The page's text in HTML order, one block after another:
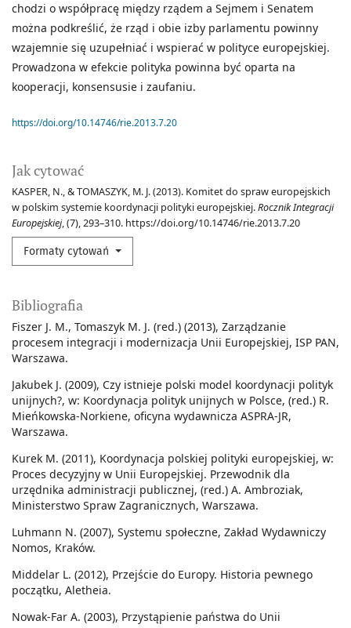
Jak cytować
KASPER, N., & TOMASZYK, M. J. (2013). Komitet do spraw europejskich
w polskim systemie koordynacji polityki europejskiej.Rocznik Integracji
Europejskiej, (7), 293–310. https://doi.org/10.14746/rie.2013.7.20
Formaty cytowań
chodzi o współpracę między rządem a Sejmem i Senatem
można podkreślić, że rząd i obie izby parlamentu powinny
wzajemnie się uzupełniać i wspierać w polityce europejskiej.
Prowadzona w efekcie polityka powinna być oparta na
kooperacji, konsensusie i zaufaniu.
https://doi.org/10.14746/rie.2013.7.20
Bibliografia
Fiszer J. M., Tomaszyk M. J. (red.) (2013), Zarządzanie
procesem integracji i modernizacja Unii Europejskiej, ISP PAN,
Warszawa.
Jakubek J. (2009), Czy istnieje polski model koordynacji polityk
unijnych?, w: Koordynacja polityk unijnych w Polsce, (red.) R.
Mieńkowska-Norkiene, oficyna wydawnicza ASPRA-JR,
Warszawa.
Kurek M. (2011), Koordynacja polskiej polityki europejskiej, w:
Proces decyzyjny w Unii Europejskiej. Przewodnik dla
urzędnika administracji publicznej, (red.) A. Ambroziak,
Ministerstwo Spraw Zagranicznych, Warszawa.
Luhmann N. (2007), Systemu społeczne, Zakład Wydawniczy
Nomos, Kraków.
Middelar L. (2012), Przejście do Europy. Historia pewnego
początku, Aletheia.
Nowak-Far A. (2003), Przystąpienie państwa do Unii